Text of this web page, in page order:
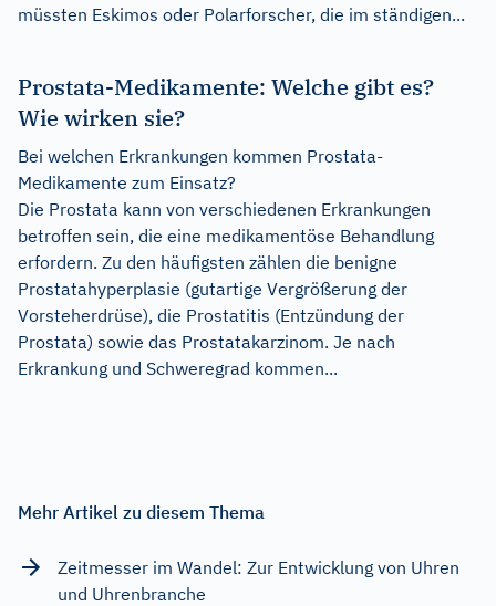
müssten Eskimos oder Polarforscher, die im ständigen...
Prostata-Medikamente: Welche gibt es?
Wie wirken sie?
Bei welchen Erkrankungen kommen Prostata-
Medikamente zum Einsatz?
Die Prostata kann von verschiedenen Erkrankungen
betroffen sein, die eine medikamentöse Behandlung
erfordern. Zu den häufigsten zählen die benigne
Prostatahyperplasie (gutartige Vergrößerung der
Vorsteherdrüse), die Prostatitis (Entzündung der
Prostata) sowie das Prostatakarzinom. Je nach
Erkrankung und Schweregrad kommen...
Mehr Artikel zu diesem Thema
Zeitmesser im Wandel: Zur Entwicklung von Uhren
und Uhrenbranche